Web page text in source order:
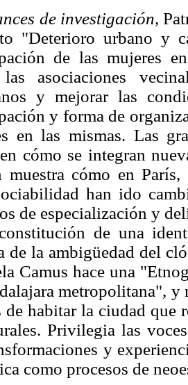
de investigación,
"Deterioro urbano y
de las mujeres
asociaciones
y mejorar las
y forma de
en las mismas. Las
cómo se integran
muestra cómo en
han ido
de especialización y
de una
de la ambigüedad del
Camus hace una
metropolitana", y
de habitar la ciudad que
Privilegia las
y
como procesos de